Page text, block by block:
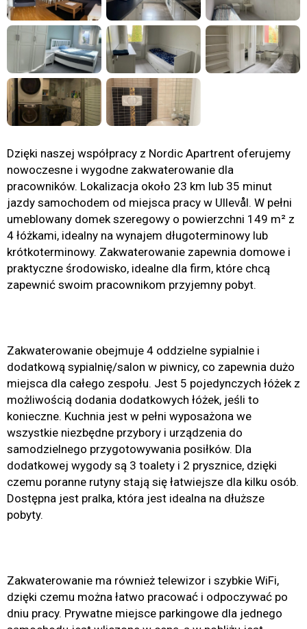
Dzięki naszej współpracy z Nordic Apartrent oferujemy
nowoczesne i wygodne zakwaterowanie dla
pracowników. Lokalizacja około 23 km lub 35 minut
jazdy samochodem od miejsca pracy w Ullevål. W pełni
umeblowany domek szeregowy o powierzchni 149 m² z
4 łóżkami, idealny na wynajem długoterminowy lub
krótkoterminowy. Zakwaterowanie zapewnia domowe i
praktyczne środowisko, idealne dla firm, które chcą
zapewnić swoim pracownikom przyjemny pobyt.
Zakwaterowanie obejmuje 4 oddzielne sypialnie i
dodatkową sypialnię/salon w piwnicy, co zapewnia dużo
miejsca dla całego zespołu. Jest 5 pojedynczych łóżek z
możliwością dodania dodatkowych łóżek, jeśli to
konieczne. Kuchnia jest w pełni wyposażona we
wszystkie niezbędne przybory i urządzenia do
samodzielnego przygotowywania posiłków. Dla
dodatkowej wygody są 3 toalety i 2 prysznice, dzięki
czemu poranne rutyny stają się łatwiejsze dla kilku osób.
Dostępna jest pralka, która jest idealna na dłuższe
pobyty.
Zakwaterowanie ma również telewizor i szybkie WiFi,
dzięki czemu można łatwo pracować i odpoczywać po
dniu pracy. Prywatne miejsce parkingowe dla jednego